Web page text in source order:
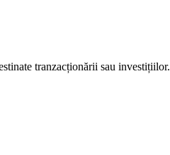
tranzacționării sau investițiilor.